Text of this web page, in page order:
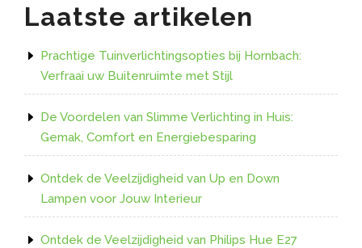
grenzen!”
Laatste artikelen
Prachtige Tuinverlichtingsopties bij Hornbach:
Verfraai uw Buitenruimte met Stijl
De Voordelen van Slimme Verlichting in Huis:
Gemak, Comfort en Energiebesparing
Ontdek de Veelzijdigheid van Up en Down
Lampen voor Jouw Interieur
Ontdek de Veelzijdigheid van Philips Hue E27